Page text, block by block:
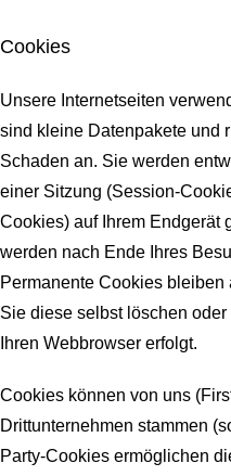
Cookies
Unsere Internetseiten
sind kleine Datenpakete und
Schaden an. Sie werden
einer Sitzung (Session-
Cookies) auf Ihrem Endgerät
werden nach Ende Ihres
Permanente Cookies
Sie diese selbst löschen
Ihren Webbrowser erfolgt.
Cookies können von uns
Drittunternehmen stammen
Party-Cookies ermöglichen